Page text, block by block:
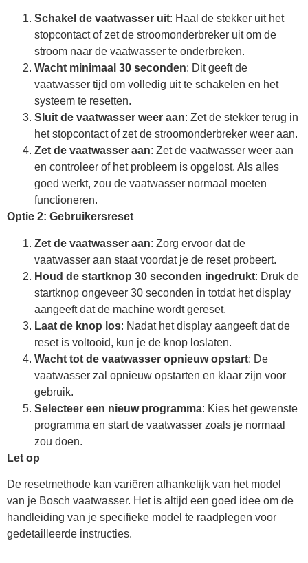
Schakel de vaatwasser uit: Haal de stekker uit het
stopcontact of zet de stroomonderbreker uit om de
stroom naar de vaatwasser te onderbreken.
Wacht minimaal 30 seconden: Dit geeft de
vaatwasser tijd om volledig uit te schakelen en het
systeem te resetten.
Sluit de vaatwasser weer aan: Zet de stekker terug in
het stopcontact of zet de stroomonderbreker weer aan.
Zet de vaatwasser aan: Zet de vaatwasser weer aan
en controleer of het probleem is opgelost. Als alles
goed werkt, zou de vaatwasser normaal moeten
functioneren.
Optie 2: Gebruikersreset
Zet de vaatwasser aan: Zorg ervoor dat de
vaatwasser aan staat voordat je de reset probeert.
Houd de startknop 30 seconden ingedrukt: Druk de
startknop ongeveer 30 seconden in totdat het display
aangeeft dat de machine wordt gereset.
Laat de knop los: Nadat het display aangeeft dat de
reset is voltooid, kun je de knop loslaten.
Wacht tot de vaatwasser opnieuw opstart: De
vaatwasser zal opnieuw opstarten en klaar zijn voor
gebruik.
Selecteer een nieuw programma: Kies het gewenste
programma en start de vaatwasser zoals je normaal
zou doen.
Let op
De resetmethode kan variëren afhankelijk van het model
van je Bosch vaatwasser. Het is altijd een goed idee om de
handleiding van je specifieke model te raadplegen voor
gedetailleerde instructies.